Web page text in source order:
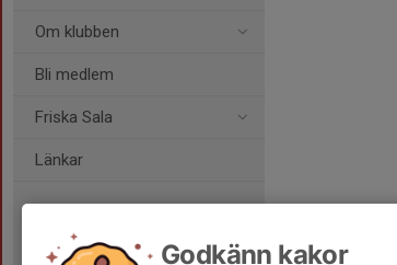
Om klubben
Bli medlem
Friska Sala
Länkar
Godkänn kakor